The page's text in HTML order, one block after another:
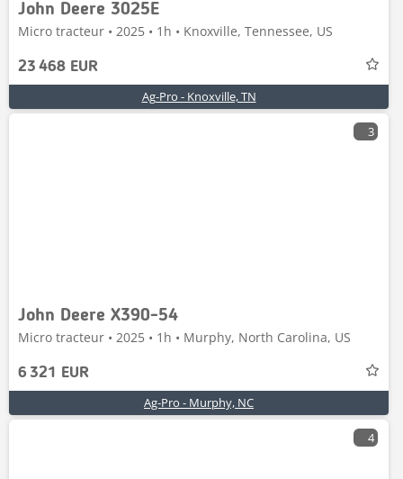
John Deere 3025E
Micro tracteur • 2025 • 1h • Knoxville, Tennessee, US
23 468 EUR
Ag-Pro - Knoxville, TN
3
John Deere X390-54
Micro tracteur • 2025 • 1h • Murphy, North Carolina, US
6 321 EUR
Ag-Pro - Murphy, NC
4